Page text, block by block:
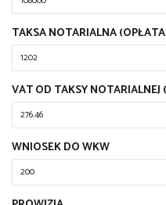
TAKSA NOTARIALNA
VAT OD TAKSY
WNIOSEK DO WKW